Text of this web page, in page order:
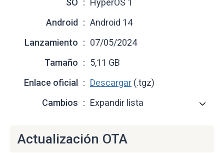
SO
HyperOS 1
Android
Android 14
Lanzamiento
07/05/2024
Tamaño
5,11 GB
Enlace oficial
Descargar (.tgz)
Cambios
Expandir lista
Actualización OTA